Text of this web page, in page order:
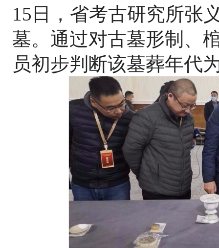
15日，省考古研究所张
墓。通过对古墓形制、
员初步判断该墓葬年代